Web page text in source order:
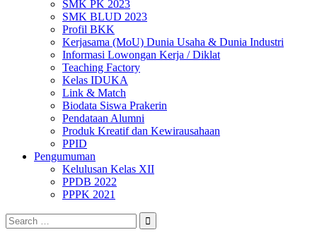
SMK PK 2023
SMK BLUD 2023
Profil BKK
Kerjasama (MoU) Dunia Usaha & Dunia Industri
Informasi Lowongan Kerja / Diklat
Teaching Factory
Kelas IDUKA
Link & Match
Biodata Siswa Prakerin
Pendataan Alumni
Produk Kreatif dan Kewirausahaan
PPID
Pengumuman
Kelulusan Kelas XII
PPDB 2022
PPPK 2021
Search
for: